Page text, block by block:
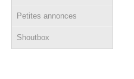
Petites annonces
Shoutbox